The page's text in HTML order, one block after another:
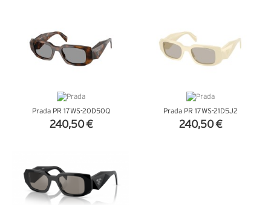
Prada PR 17WS-20D50Q
240,50 €
Prada PR 17WS-21D5J2
240,50 €